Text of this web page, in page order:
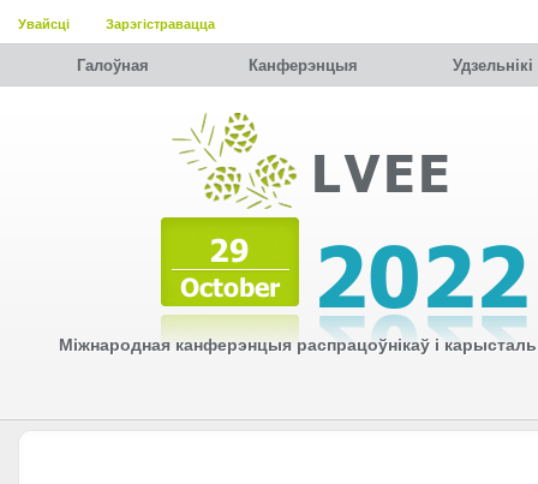
Увайсці Зарэгістравацца
Галоўная Канферэнцыя Удзельнiкi
Міжнародная канферэнцыя распрацоўнікаў і